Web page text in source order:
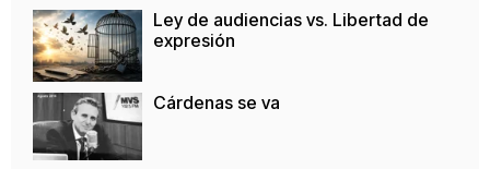
Ley de audiencias vs. Libertad de
expresión
Cárdenas se va